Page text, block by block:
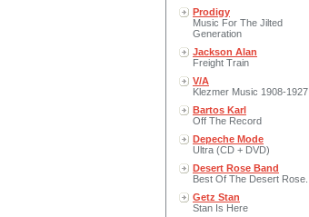
Prodigy
Music For The Jilted
Generation
Jackson Alan
Freight Train
V/A
Klezmer Music 1908-1927
Bartos Karl
Off The Record
Depeche Mode
Ultra (CD + DVD)
Desert Rose Band
Best Of The Desert Rose..
Getz Stan
Stan Is Here